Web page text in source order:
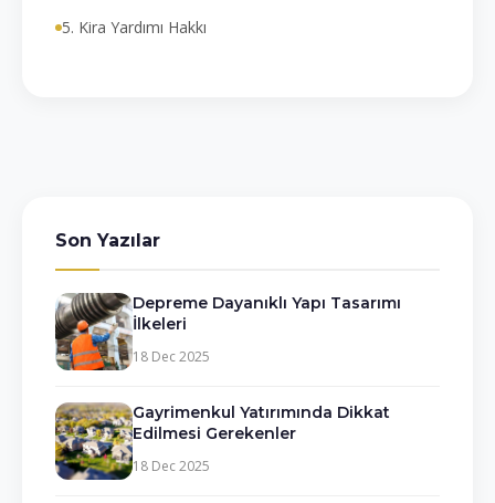
5. Kira Yardımı Hakkı
Son Yazılar
Depreme Dayanıklı Yapı Tasarımı
İlkeleri
18 Dec 2025
Gayrimenkul Yatırımında Dikkat
Edilmesi Gerekenler
18 Dec 2025